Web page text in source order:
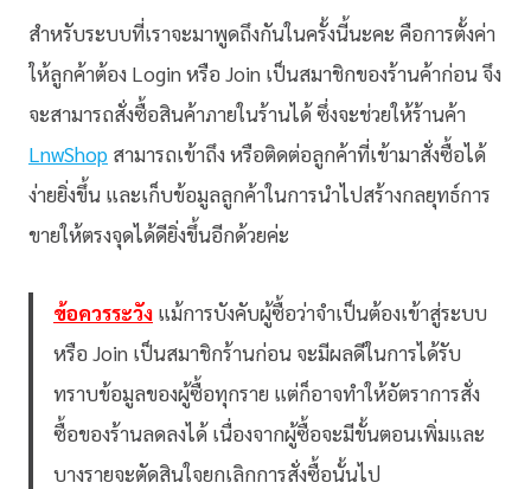
สำหรับระบบที่เราจะมาพูดถึงกันในครั้งนี้นะคะ คือการตั้งค่า
ให้ลูกค้าต้อง Login หรือ Join เป็นสมาชิกของร้านค้าก่อน จึง
จะสามารถสั่งซื้อสินค้าภายในร้านได้ ซึ่งจะช่วยให้ร้านค้า
LnwShop สามารถเข้าถึง หรือติดต่อลูกค้าที่เข้ามาสั่งซื้อได้
ง่ายยิ่งขึ้น และเก็บข้อมูลลูกค้าในการนำไปสร้างกลยุทธ์การ
ขายให้ตรงจุดได้ดียิ่งขึ้นอีกด้วยค่ะ
ข้อควรระวัง แม้การบังคับผู้ซื้อว่าจำเป็นต้องเข้าสู่ระบบ
หรือ Join เป็นสมาชิกร้านก่อน จะมีผลดีในการได้รับ
ทราบข้อมูลของผู้ซื้อทุกราย แต่ก็อาจทำให้อัตราการสั่ง
ซื้อของร้านลดลงได้ เนื่องจากผู้ซื้อจะมีขั้นตอนเพิ่มและ
บางรายจะตัดสินใจยกเลิกการสั่งซื้อนั้นไป